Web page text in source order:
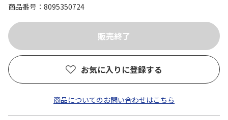
商品番号
8095350724
お気に入りに登録する
商品についてのお問い合わせはこちら